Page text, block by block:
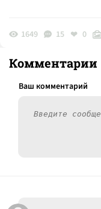
1649 15 0
Комментарии